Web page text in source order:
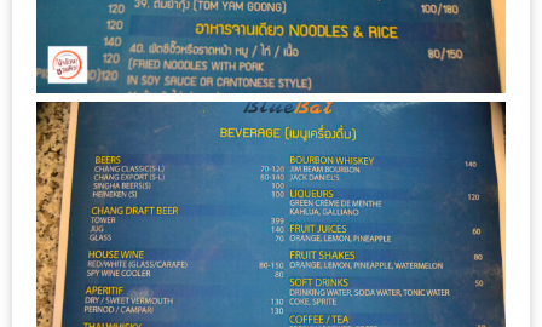
จบ
ที่
เดียว
HOMEPRO
FAIR
2017
เชียงใหม่
จัด
เต็ม